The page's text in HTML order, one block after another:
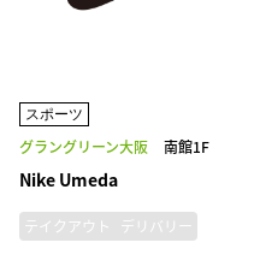
スポーツ
グラングリーン大阪 南館1F
Nike Umeda
テイクアウト デリバリー